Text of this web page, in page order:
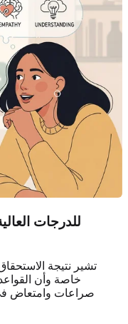
للدرجات
تشير نتيجة
خاصة وأن
صراعات وامتعاض